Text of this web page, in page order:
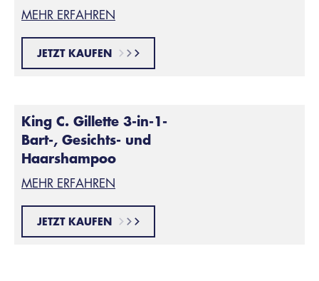
MEHR ERFAHREN
JETZT KAUFEN
King C. Gillette 3-in-1-
Bart-, Gesichts- und
Haarshampoo
MEHR ERFAHREN
JETZT KAUFEN